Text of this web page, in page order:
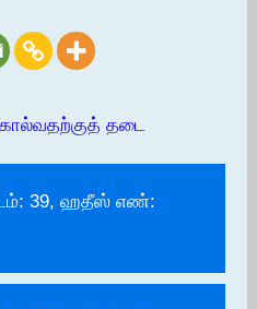
தடை
39, ஹதீஸ் எண்: